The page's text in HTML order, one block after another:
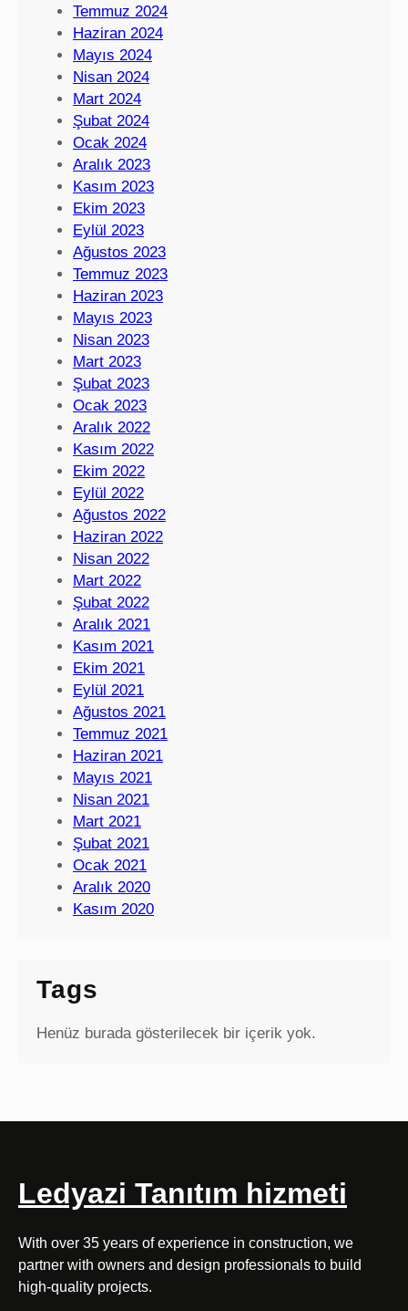
Temmuz 2024
Haziran 2024
Mayıs 2024
Nisan 2024
Mart 2024
Şubat 2024
Ocak 2024
Aralık 2023
Kasım 2023
Ekim 2023
Eylül 2023
Ağustos 2023
Temmuz 2023
Haziran 2023
Mayıs 2023
Nisan 2023
Mart 2023
Şubat 2023
Ocak 2023
Aralık 2022
Kasım 2022
Ekim 2022
Eylül 2022
Ağustos 2022
Haziran 2022
Nisan 2022
Mart 2022
Şubat 2022
Aralık 2021
Kasım 2021
Ekim 2021
Eylül 2021
Ağustos 2021
Temmuz 2021
Haziran 2021
Mayıs 2021
Nisan 2021
Mart 2021
Şubat 2021
Ocak 2021
Aralık 2020
Kasım 2020
Tags
Henüz burada gösterilecek bir içerik yok.
Ledyazi Tanıtım hizmeti
With over 35 years of experience in construction, we
partner with owners and design professionals to build
high-quality projects.